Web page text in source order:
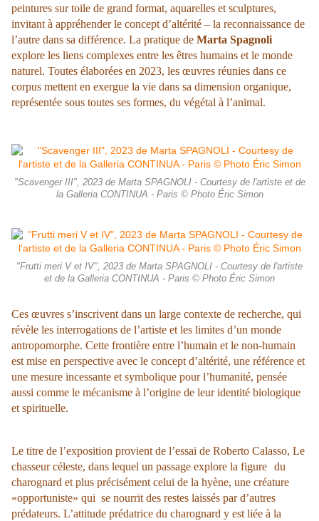
peintures sur toile de grand format, aquarelles et sculptures,
invitant à appréhender le concept d’altérité – la reconnaissance de
l’autre dans sa différence. La pratique de Marta Spagnoli
explore les liens complexes entre les êtres humains et le monde
naturel. Toutes élaborées en 2023, les œuvres réunies dans ce
corpus mettent en exergue la vie dans sa dimension organique,
représentée sous toutes ses formes, du végétal à l’animal.
"Scavenger III", 2023 de Marta SPAGNOLI - Courtesy de l'artiste et de
la Galleria CONTINUA - Paris © Photo Éric Simon
"Frutti meri V et IV", 2023 de Marta SPAGNOLI - Courtesy de l'artiste
et de la Galleria CONTINUA - Paris © Photo Éric Simon
Ces œuvres s’inscrivent dans un large contexte de recherche, qui
révèle les interrogations de l’artiste et les limites d’un monde
antropomorphe. Cette frontière entre l’humain et le non-humain
est mise en perspective avec le concept d’altérité, une référence et
une mesure incessante et symbolique pour l’humanité, pensée
aussi comme le mécanisme à l’origine de leur identité biologique
et spirituelle.
Le titre de l’exposition provient de l’essai de Roberto Calasso, Le
chasseur céleste, dans lequel un passage explore la figure du
charognard et plus précisément celui de la hyène, une créature
«opportuniste» qui se nourrit des restes laissés par d’autres
prédateurs. L’attitude prédatrice du charognard y est liée à la